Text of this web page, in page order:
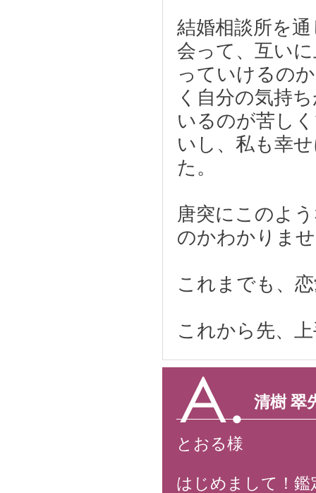
結婚相談所を
会って、互い
っていけるの
く自分の気持
いるのが苦し
いし、私も幸
た。
唐突にこのよ
のかわかりま
これまでも、
これから先、
清樹 翠
とおる様
はじめまして！